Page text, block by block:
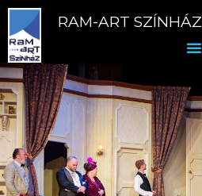
RAM-ART SZÍNHÁZ